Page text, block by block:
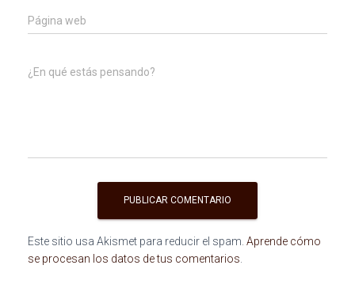
Página web
¿En qué estás pensando?
Este sitio usa Akismet para reducir el spam. Aprende cómo
se procesan los datos de tus comentarios